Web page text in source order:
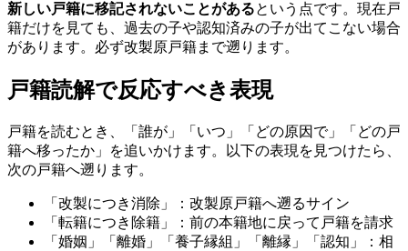
新しい戸籍に移記されないことがあるという点です。現在戸
籍だけを見ても、過去の子や認知済みの子が出てこない場合
があります。必ず改製原戸籍まで遡ります。
戸籍読解で反応すべき表現
戸籍を読むとき、「誰が」「いつ」「どの原因で」「どの戸
籍へ移ったか」を追いかけます。以下の表現を見つけたら、
次の戸籍へ遡ります。
「改製につき消除」：改製原戸籍へ遡るサイン
「転籍につき除籍」：前の本籍地に戻って戸籍を請求
「婚姻」「離婚」「養子縁組」「離縁」「認知」：相